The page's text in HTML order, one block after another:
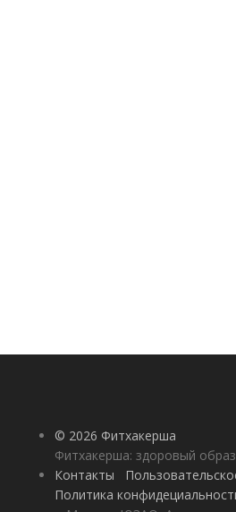
© 2026 Фитхакерша
Фитхакерша: здоровый
Контакты
Политика